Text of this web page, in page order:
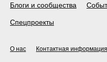
Блоги и сообщества
Спецпроекты
О нас Контактная информация